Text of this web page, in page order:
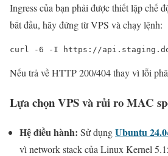
Ingress của bạn phải được thiết lập chế
bắt đầu, hãy đứng từ VPS và chạy lệnh:
curl -6 -I https://
Nếu trả về HTTP 200/404 thay vì lỗi
Lựa chọn VPS và rủi ro MAC
Hệ điều hành: Sử dụngUbuntu
vì network stack của Linux Kernel